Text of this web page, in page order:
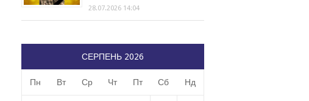
28.07.2026 14:04
СЕРПЕНЬ 2026
Пн Вт Ср Чт Пт Сб Нд